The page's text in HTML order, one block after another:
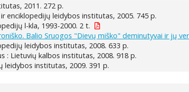
2011. 272 p.
ir enciklopedijų leidybos institutas, 2005. 745 p.
l-kla, 1993-2000. 2 t.
Balio Sruogos "Dievų miško" deminutyvai ir jų
leidybos institutas, 2008. 633 p.
: Lietuvių kalbos institutas, 2008. 918 p.
leidybos institutas, 2009. 391 p.